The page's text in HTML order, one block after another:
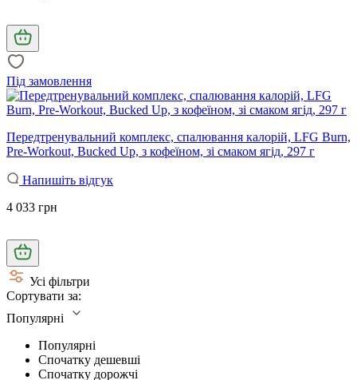
Під замовлення
Передтренувальний комплекс, спалювання калорій, LFG Burn,
Pre-Workout, Bucked Up, з кофеїном, зі смаком ягід, 297 г
Напишіть відгук
4 033 грн
Усі фільтри
Сортувати за:
Популярні
Популярні
Спочатку дешевші
Спочатку дорожчі